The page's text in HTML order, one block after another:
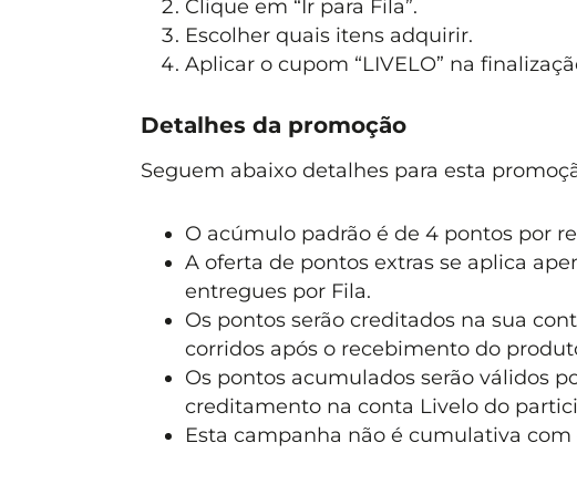
Clique em “Ir para Fila”.
Escolher quais itens adquirir.
Aplicar o cupom “LIVELO” na
Detalhes da promoção
Seguem abaixo detalhes para esta
O acúmulo padrão é de 4 pontos por
A oferta de pontos extras se aplica
entregues por Fila.
Os pontos serão creditados na sua
corridos após o recebimento do
Os pontos acumulados serão válidos
creditamento na conta Livelo do
Esta campanha não é cumulativa